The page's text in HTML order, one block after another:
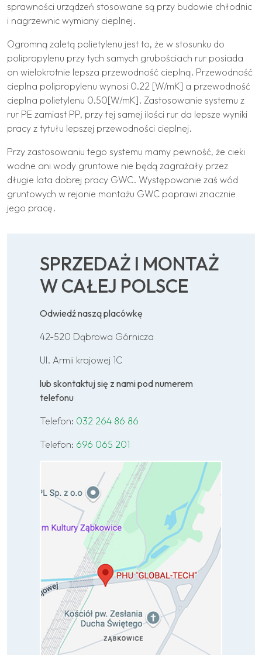
sprawności urządzeń stosowane są przy budowie chłodnic
i nagrzewnic wymiany cieplnej.
Ogromną zaletą polietylenu jest to, że w stosunku do
polipropylenu przy tych samych grubościach rur posiada
on wielokrotnie lepsza przewodność cieplną. Przewodność
cieplna polipropylenu wynosi 0.22 [W/mK] a przewodność
cieplna polietylenu 0.50[W/mK]. Zastosowanie systemu z
rur PE zamiast PP, przy tej samej ilości rur da lepsze wyniki
pracy z tytułu lepszej przewodności cieplnej.
Przy zastosowaniu tego systemu mamy pewność, że cieki
wodne ani wody gruntowe nie będą zagrażały przez
długie lata dobrej pracy GWC. Występowanie zaś wód
gruntowych w rejonie montażu GWC poprawi znacznie
jego pracę.
SPRZEDAŻ I MONTAŻ
W CAŁEJ POLSCE
Odwiedź naszą placówkę
42-520 Dąbrowa Górnicza
Ul. Armii krajowej 1C
lub skontaktuj się z nami pod numerem
telefonu
Telefon: 032 264 86 86
Telefon: 696 065 201